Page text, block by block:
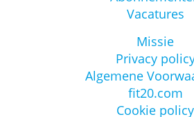
Vacatures
Missie
Privacy
Algemene
fit20.com
Cookie policy